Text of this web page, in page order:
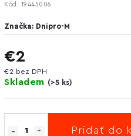
Kód: 19445006
Značka: Dnipro-M
€2
€2 bez DPH
Skladem (>5 ks)
Pridať do